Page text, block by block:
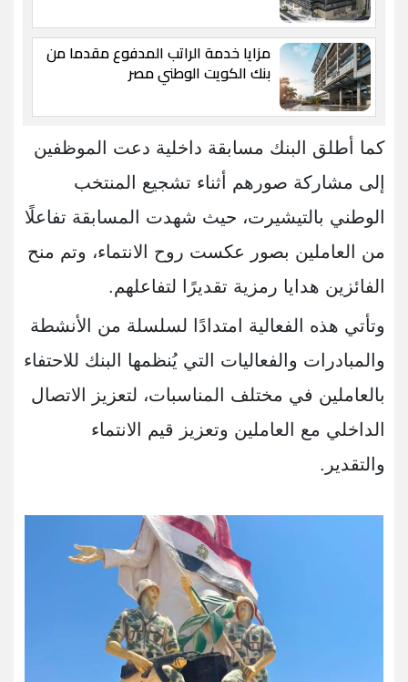
مزايا خدمة الراتب المدفوع مقدما من
بنك الكويت الوطني مصر
كما أطلق البنك مسابقة داخلية دعت الموظفين
إلى مشاركة صورهم أثناء تشجيع المنتخب
الوطني بالتيشيرت، حيث شهدت المسابقة تفاعلًا
من العاملين بصور عكست روح الانتماء، وتم منح
الفائزين هدايا رمزية تقديرًا لتفاعلهم.
وتأتي هذه الفعالية امتدادًا لسلسلة من الأنشطة
والمبادرات والفعاليات التي يُنظمها البنك للاحتفاء
بالعاملين في مختلف المناسبات، لتعزيز الاتصال
الداخلي مع العاملين وتعزيز قيم الانتماء
والتقدير.